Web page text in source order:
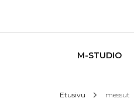
M-STUDIO
Etusivu messut